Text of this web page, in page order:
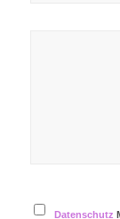
Datenschutz